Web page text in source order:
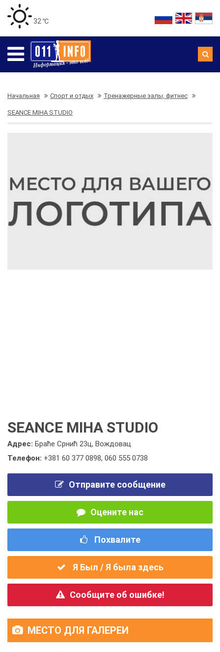
32 ℃
Начальная Спорт и отдых Тренажерные залы, фитнес
SEANCE MIHA STUDIO
SEANCE MIHA STUDIO
Адрес: Браће Срнић 23ц, Вождовац
Телефон: +381 60 377 0898, 060 555 0738
Отправите сообщение
Оцените нас
Похвалите
Я Был / Я была здесь
Сообщите об ошибке!
МЕСТО ДЛЯ ГАЛЕРЕИ